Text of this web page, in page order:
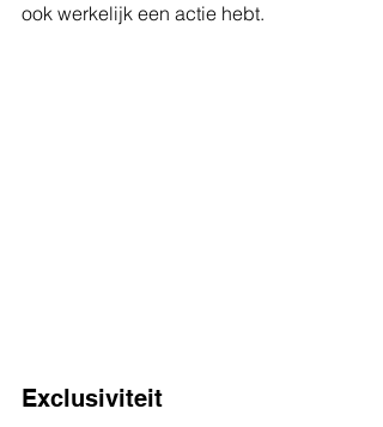
ook werkelijk een actie hebt.
Exclusiviteit